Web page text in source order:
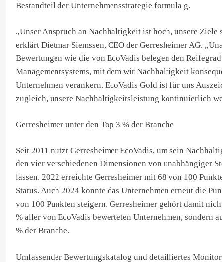
Bestandteil der Unternehmensstrategie formula g.
„Unser Anspruch an Nachhaltigkeit ist hoch, unsere Ziele
erklärt Dietmar Siemssen, CEO der Gerresheimer AG.
Bewertungen wie die von EcoVadis belegen den Reifegrad
Managementsystems, mit dem wir Nachhaltigkeit
Unternehmen verankern. EcoVadis Gold ist für uns
zugleich, unsere Nachhaltigkeitsleistung kontinuierlich
Gerresheimer unter den Top 3 % der Branche
Seit 2011 nutzt Gerresheimer EcoVadis, um sein
den vier verschiedenen Dimensionen von unabhängiger
lassen. 2022 erreichte Gerresheimer mit 68 von 100
Status. Auch 2024 konnte das Unternehmen erneut die
von 100 Punkten steigern. Gerresheimer gehört damit
% aller von EcoVadis bewerteten Unternehmen, sondern
% der Branche.
Umfassender Bewertungskatalog und detailliertes